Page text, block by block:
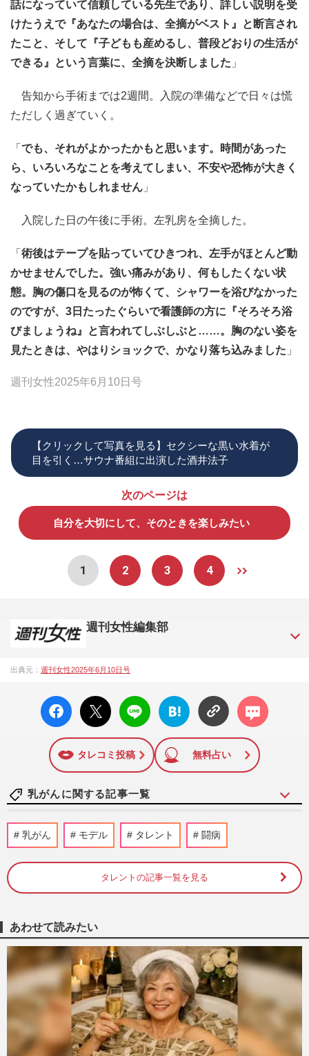
話になっていて信頼している先生であり、詳しい説明を受
けたうえで『あなたの場合は、全摘がベスト』と断言され
たこと、そして『子どもも産めるし、普段どおりの生活が
できる』という言葉に、全摘を決断しました 」
告知から手術までは2週間。入院の準備などで日々は慌
ただしく過ぎていく。
「 でも、それがよかったかもと思います。時間があった
ら、いろいろなことを考えてしまい、不安や恐怖が大きく
なっていたかもしれません 」
入院した日の午後に手術。左乳房を全摘した。
「 術後はテープを貼っていてひきつれ、左手がほとんど動
かせませんでした。強い痛みがあり、何もしたくない状
態。胸の傷口を見るのが怖くて、シャワーを浴びなかった
のですが、3日たったぐらいで看護師の方に『そろそろ浴
びましょうね』と言われてしぶしぶと……。胸のない姿を
見たときは、やはりショックで、かなり落ち込みました 」
週刊女性2025年6月10日号
【クリックして写真を見る】セクシーな黒い水着が
目を引く…サウナ番組に出演した酒井法子
次のページは
自分を大切にして、そのときを楽しみたい
1 2 3 4
週刊女性編集部
シップや事件、皇室の話題、感動ドキュメント、美容・健
12日号で「眞子さま嫁ぎ先の“義母”が抱える400万円超の“借金
トラブル”」報道をスクープ。この一報から約2か月後、宮内庁
は結婚延期を発表。同記事は2018年の「編集者が選ぶ雑誌ジ
ャーナリズム賞」大賞を受賞した。毎週火曜日発売。
出典元： 週刊女性2025年6月10日号
facebo
ok い
X ポス
ト
LINE
はてな
ブック
に追加
コメン
ト
タレコミ投稿 無料占い
乳がんに関する記事一覧
乳がん患者の乳輪を取り戻す！ブレストア
ートメイク第一人者・岩元淑子さんの挑戦
週刊女性2026年8月11日号 2026/8/2
髪の毛をむしり取り…」抗がん剤の脱毛乗
り越え、仕事復帰へ見せた…
週刊女性2026年7月28日・8月4日号
《乳がん闘病》念願のデビュー直後に判
明、歌手くろさわかな「死の恐怖、それで
もまた歌いたい」の決意
週刊女性2026年6月2日号 2026/6/6
乳がん モデル タレント 闘病
タレントの記事一覧を見る
あわせて読みたい